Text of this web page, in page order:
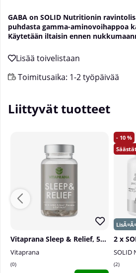
GABA on SOLID Nutritionin
puhdasta gamma-aminovoihappoa
Käytetään iltaisin ennen
Toimitusaika: 1-2 työpäivää
Liittyvät tuotteet
Vitaprana Sleep & Relief, 50 caps
Vitaprana
0
10
SOLID
2